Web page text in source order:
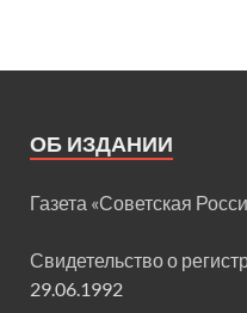
ОБ ИЗДАНИИ
Газета «Советская
Свидетельство о
29.06.1992